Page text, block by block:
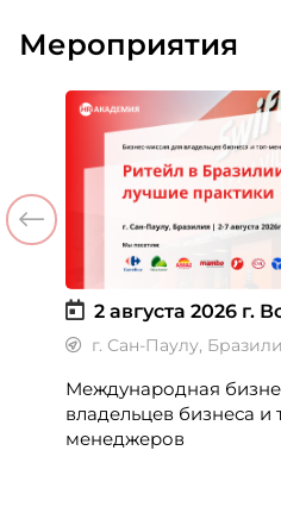
Мероприятия
2 августа 2026 г.
г. Сан-Паулу,
Международная
владельцев бизнеса и
менеджеров